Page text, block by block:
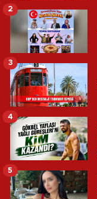
2
3
4
5